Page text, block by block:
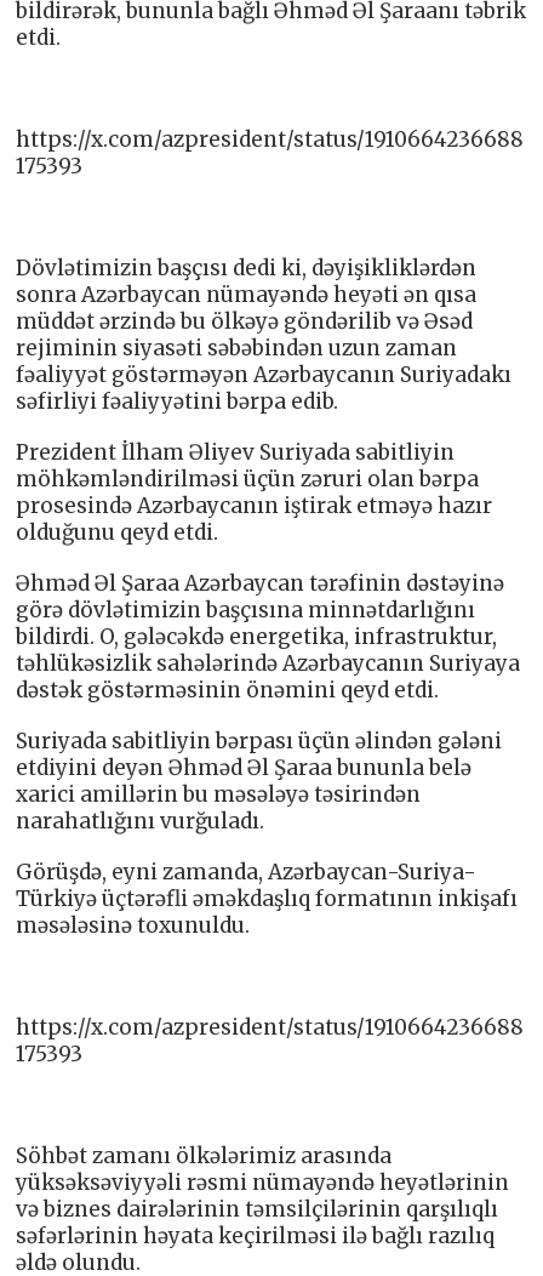
bildirərək, bununla bağlı Əhməd Əl Şaraanı təbrik
etdi.
https://x.com/azpresident/status/1910664236688
175393
Dövlətimizin başçısı dedi ki, dəyişikliklərdən
sonra Azərbaycan nümayəndə heyəti ən qısa
müddət ərzində bu ölkəyə göndərilib və Əsəd
rejiminin siyasəti səbəbindən uzun zaman
fəaliyyət göstərməyən Azərbaycanın Suriyadakı
səfirliyi fəaliyyətini bərpa edib.
Prezident İlham Əliyev Suriyada sabitliyin
möhkəmləndirilməsi üçün zəruri olan bərpa
prosesində Azərbaycanın iştirak etməyə hazır
olduğunu qeyd etdi.
Əhməd Əl Şaraa Azərbaycan tərəfinin dəstəyinə
görə dövlətimizin başçısına minnətdarlığını
bildirdi. O, gələcəkdə energetika, infrastruktur,
təhlükəsizlik sahələrində Azərbaycanın Suriyaya
dəstək göstərməsinin önəmini qeyd etdi.
Suriyada sabitliyin bərpası üçün əlindən gələni
etdiyini deyən Əhməd Əl Şaraa bununla belə
xarici amillərin bu məsələyə təsirindən
narahatlığını vurğuladı.
Görüşdə, eyni zamanda, Azərbaycan-Suriya-
Türkiyə üçtərəfli əməkdaşlıq formatının inkişafı
məsələsinə toxunuldu.
https://x.com/azpresident/status/1910664236688
175393
Söhbət zamanı ölkələrimiz arasında
yüksəksəviyyəli rəsmi nümayəndə heyətlərinin
və biznes dairələrinin təmsilçilərinin qarşılıqlı
səfərlərinin həyata keçirilməsi ilə bağlı razılıq
əldə olundu.